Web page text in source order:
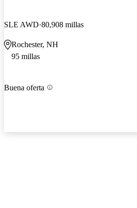
SLE AWD 80,908 millas
Rochester, NH
95 millas
Buena oferta